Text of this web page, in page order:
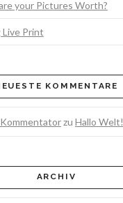
your Pictures Worth?
Live Print
KOMMENTARE
zuHallo Welt!
ARCHIV